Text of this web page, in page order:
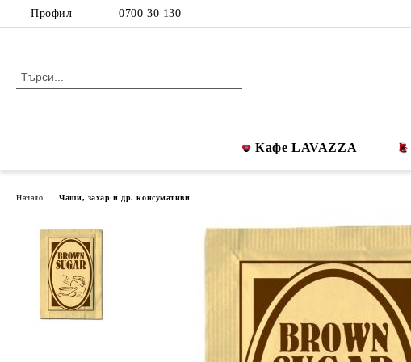
Профил 0700 30 130
Кафе LAVAZZA
Начало Чаши, захар и др. консумативи